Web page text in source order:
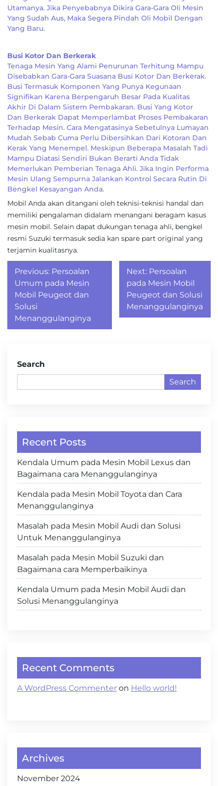
Utamanya. Jika Penyebabnya Dikira Gara-Gara Oli Mesin
Yang Sudah Aus, Maka Segera Pindah Oli Mobil Dengan
Yang Baru.
Busi Kotor Dan Berkerak
Tenaga Mesin Yang Alami Penurunan Terhitung Mampu
Disebabkan Gara-Gara Suasana Busi Kotor Dan Berkerak.
Busi Termasuk Komponen Yang Punya Kegunaan
Signifikan Karena Berpengaruh Besar Pada Kualitas
Akhir Di Dalam Sistem Pembakaran. Busi Yang Kotor
Dan Berkerak Dapat Memperlambat Proses Pembakaran
Terhadap Mesin. Cara Mengatasinya Sebetulnya Lumayan
Mudah Sebab Cuma Perlu Dibersihkan Dari Kotoran Dan
Kerak Yang Menempel. Meskipun Beberapa Masalah Tadi
Mampu Diatasi Sendiri Bukan Berarti Anda Tidak
Memerlukan Pemberian Tenaga Ahli. Jika Ingin Performa
Mesin Ulang Sempurna Jalankan Kontrol Secara Rutin Di
Bengkel Kesayangan Anda.
Mobil Anda akan ditangani oleh teknisi-teknisi handal dan
memiliki pengalaman didalam menangani beragam kasus
mesin mobil. Selain dapat dukungan tenaga ahli, bengkel
resmi Suzuki termasuk sedia kan spare part original yang
terjamin kualitasnya.
Post
navigation
Previous: Persoalan
Umum pada Mesin
Mobil Peugeot dan
Solusi
Menanggulanginya
Next: Persoalan
pada Mesin Mobil
Peugeot dan Solusi
Menanggulanginya
Search
Search
Recent Posts
Kendala Umum pada Mesin Mobil Lexus dan
Bagaimana cara Menanggulanginya
Kendala pada Mesin Mobil Toyota dan Cara
Menanggulanginya
Masalah pada Mesin Mobil Audi dan Solusi
Untuk Menanggulanginya
Masalah pada Mesin Mobil Suzuki dan
Bagaimana cara Memperbaikinya
Kendala Umum pada Mesin Mobil Audi dan
Solusi Menanggulanginya
Recent Comments
A WordPress Commenter on Hello world!
Archives
November 2024